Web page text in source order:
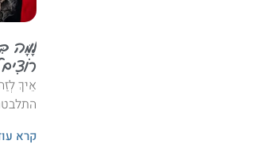
לָמָּה
אֵיךְ
קרא